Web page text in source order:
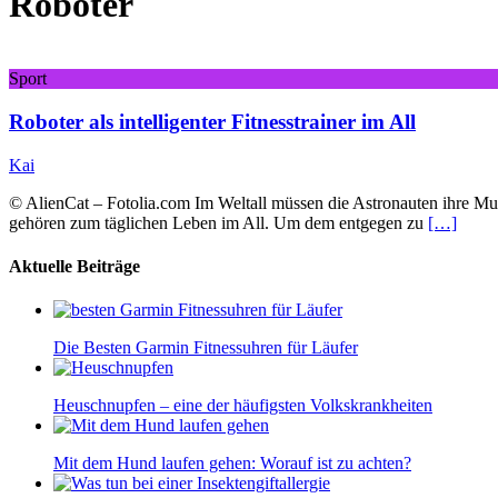
Sport
Roboter als intelligenter Fitnesstrainer im All
Kai
© AlienCat – Fotolia.com Im Weltall müssen die Astronauten ihre
gehören zum täglichen Leben im All. Um dem entgegen zu […]
Aktuelle Beiträge
Die Besten Garmin Fitnessuhren für Läufer
Heuschnupfen – eine der häufigsten Volkskrankheiten
Mit dem Hund laufen gehen: Worauf ist zu achten?